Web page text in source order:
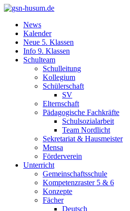
News
Kalender
Neue 5. Klassen
Info 9. Klassen
Schulteam
Schulleitung
Kollegium
Schülerschaft
SV
Elternschaft
Pädagogische Fachkräfte
Schulsozialarbeit
Team Nordlicht
Sekretariat & Hausmeister
Mensa
Förderverein
Unterricht
Gemeinschaftsschule
Kompetenzraster 5 & 6
Konzepte
Fächer
Deutsch